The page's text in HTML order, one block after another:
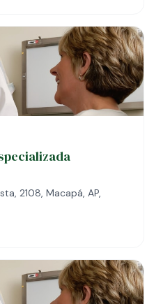
2108, Macapá, AP,